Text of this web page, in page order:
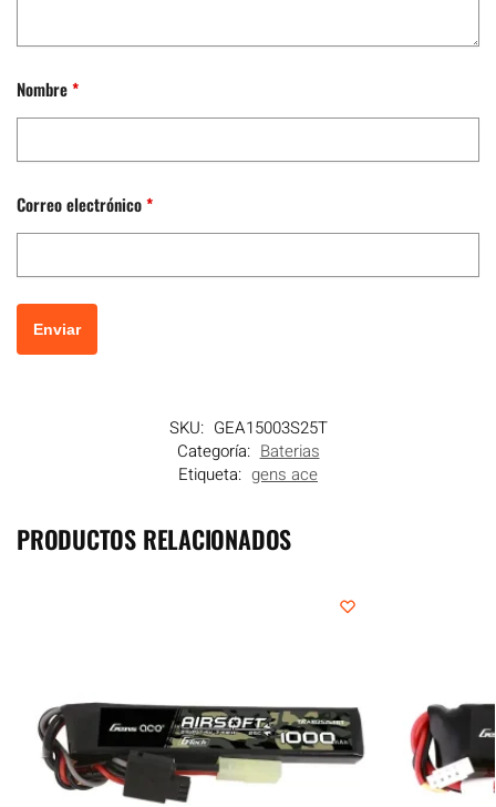
Nombre*
Correo electrónico*
SKU: GEA15003S25T
Categoría: Baterias
Etiqueta: gens ace
PRODUCTOS RELACIONADOS